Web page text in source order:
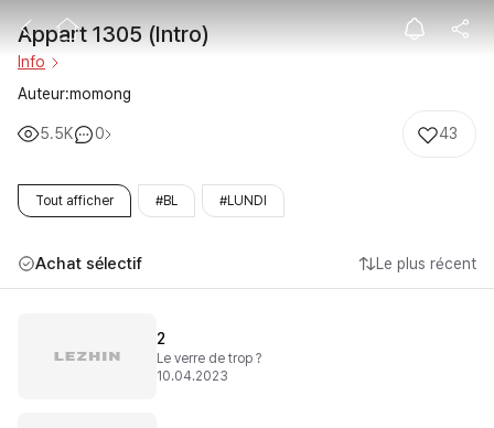
Appart 1305
Appart 1305 (Intro)
Info
Auteur:momong
5.5K 0 43
Tout afficher #BL #LUNDI
Achat sélectif Le plus récent
2
Le verre de trop ?
10.04.2023